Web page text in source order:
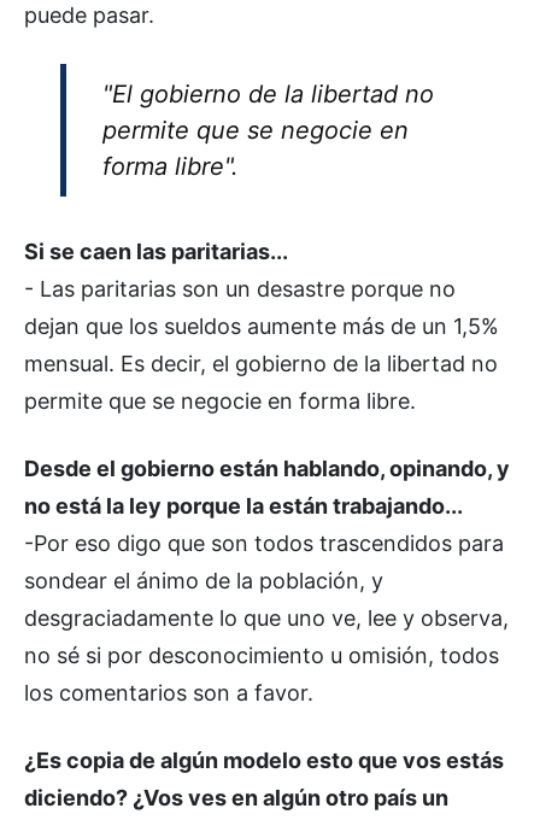
puede pasar.
"El gobierno de la libertad no
permite que se negocie en
forma libre".
Si se caen las paritarias...
- Las paritarias son un desastre porque no
dejan que los sueldos aumente más de un 1,5%
mensual. Es decir, el gobierno de la libertad no
permite que se negocie en forma libre.
Desde el gobierno están hablando, opinando, y
no está la ley porque la están trabajando...
-Por eso digo que son todos trascendidos para
sondear el ánimo de la población, y
desgraciadamente lo que uno ve, lee y observa,
no sé si por desconocimiento u omisión, todos
los comentarios son a favor.
¿Es copia de algún modelo esto que vos estás
diciendo? ¿Vos ves en algún otro país un